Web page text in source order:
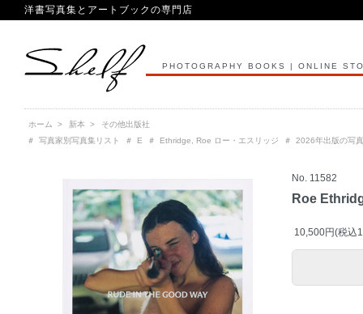
洋書写真集とアートブックの専門店
PHOTOGRAPHY BOOKS | ONLINE
ホーム > 新本 >
その他出版社
＃
写真家別写真集リスト ＃ E ＃ Ethridge, Roe ロー・エスリッジ ＃ 2026年出版の写
No. 11582
Roe
10,500円(税込